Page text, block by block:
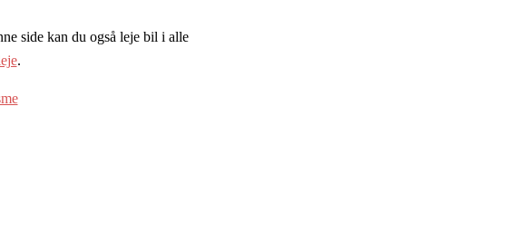
side kan du også leje bil i alle
.